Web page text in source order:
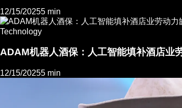
12/15/20255 min
Technology
ADAM机器人酒保：人工智能填补酒店业
12/15/20255 min